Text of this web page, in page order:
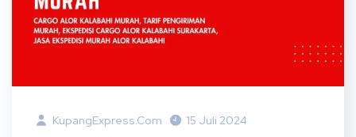
KupangExpress.com 15 Juli 2024